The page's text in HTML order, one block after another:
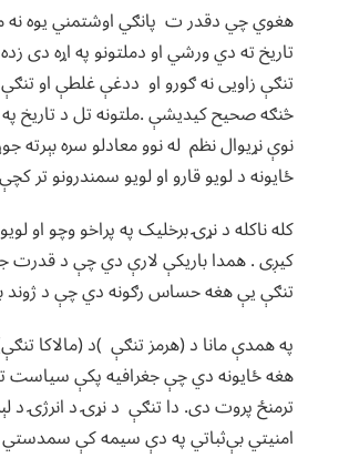
‏هغوي چي دقدر ت پانګي اوشتمني يوه نه
تاريخ ته دي ورشي او دملتونو په اړه دی
تنګې زاویی نه ګورو او ددغې غلطې او
څنګه صحیح کیدیشې .ملتونه تل د تاریخ په
نوې نړیوال نظم له نوو معادلو سره
ځایونه د لویو قارو او لویو سمندرونو
کله ناکله د نړۍ برخلیک په پراخو وچو او
کیږی . همدا باریکې لارې دي چې د قدرت
تنګې یې هغه حساس رګونه دي چې د ژوند
په همدې مانا د (هرمز تنګې )د (مالاکا
هغه ځایونه دي چې جغرافیه پکې سیاست
ترمنځ پروت دی. دا تنګې د نړۍ د انرژۍ د
امنیتي بې‌ثباتي په دې سیمه کې سمدستي